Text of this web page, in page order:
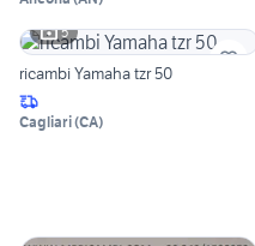
5
ricambi Yamaha tzr 50
Cagliari(CA)